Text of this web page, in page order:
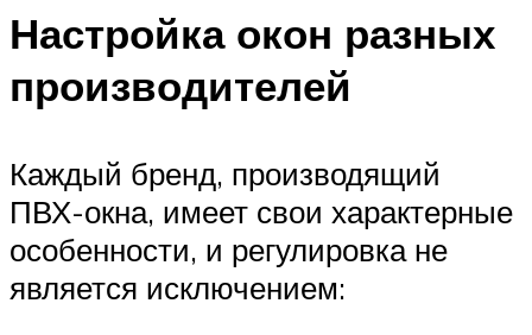
Настройка окон разных
производителей
Каждый бренд, производящий
ПВХ-окна, имеет свои характерные
особенности, и регулировка не
является исключением: